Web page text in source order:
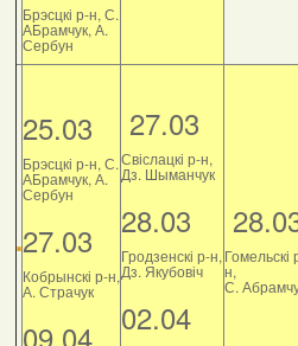
Брэсцкі р-н, С.
АБрамчук, А.
Сербун
25.03
Брэсцкі р-н, С.
АБрамчук, А.
Сербун
27.03
Кобрынскі р-н,
А. Страчук
09.04
27.03
Свіслацкі р-н,
Дз. Шыманчук
28.03
Гродзенскі р-н,
Дз. Якубовіч
02.04
Гомельскі
н,
С.